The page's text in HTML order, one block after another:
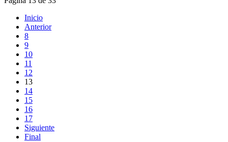
Inicio
Anterior
8
9
10
11
12
13
14
15
16
17
Siguiente
Final